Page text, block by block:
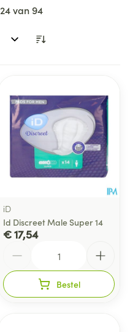
24van94
iD
Id Discreet Male Super 14
€ 17,54
Bestel